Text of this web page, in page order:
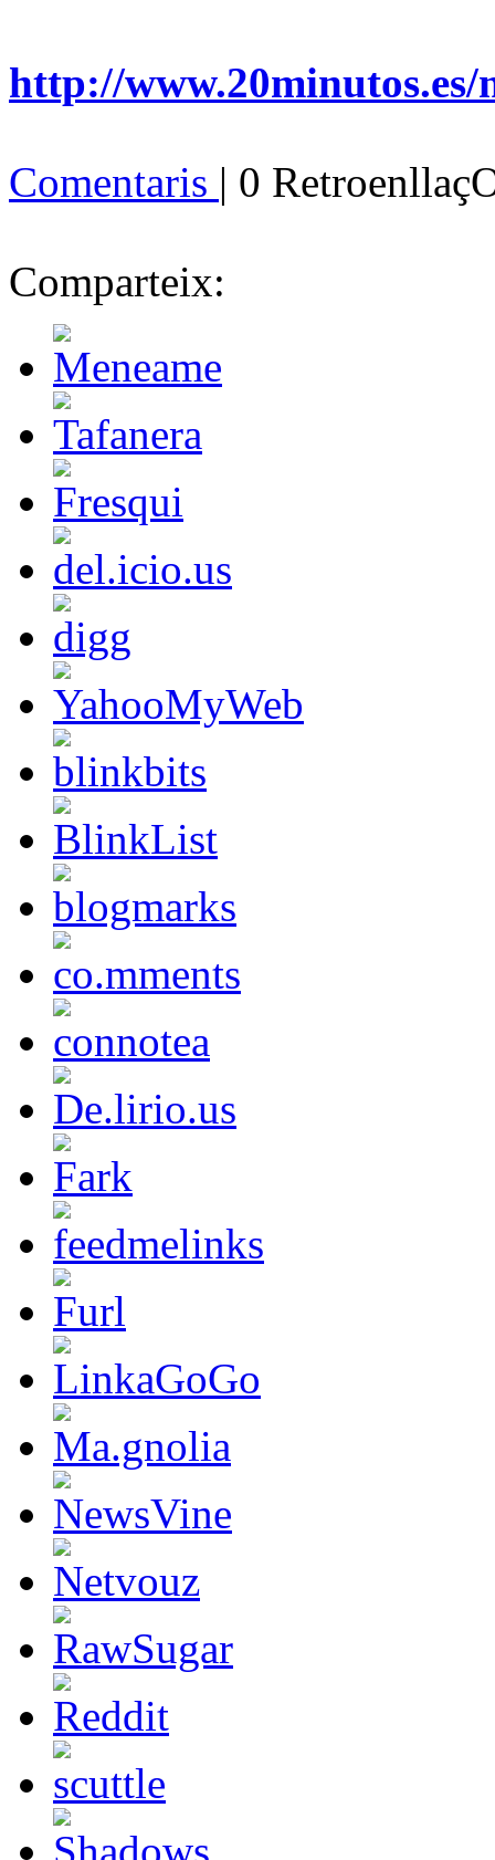
http://
Comentaris | 0
Comparteix: